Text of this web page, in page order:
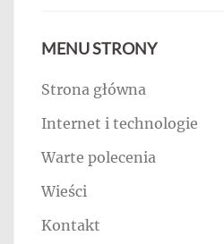
MENU STRONY
Strona główna
Internet i technologie
Warte polecenia
Wieści
Kontakt